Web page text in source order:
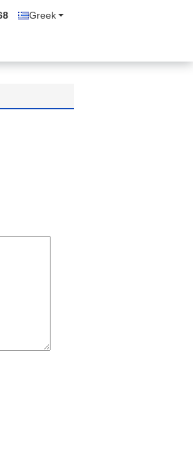
Greek